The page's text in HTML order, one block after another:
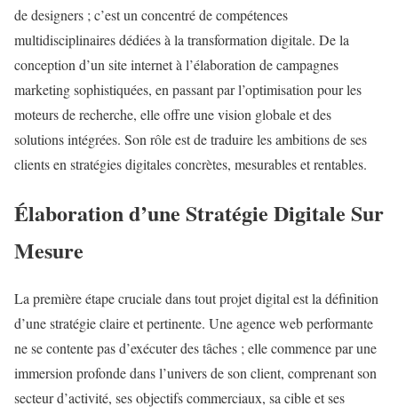
de designers ; c’est un concentré de compétences
multidisciplinaires dédiées à la transformation digitale. De la
conception d’un site internet à l’élaboration de campagnes
marketing sophistiquées, en passant par l’optimisation pour les
moteurs de recherche, elle offre une vision globale et des
solutions intégrées. Son rôle est de traduire les ambitions de ses
clients en stratégies digitales concrètes, mesurables et rentables.
Élaboration d’une Stratégie Digitale Sur
Mesure
La première étape cruciale dans tout projet digital est la définition
d’une stratégie claire et pertinente. Une agence web performante
ne se contente pas d’exécuter des tâches ; elle commence par une
immersion profonde dans l’univers de son client, comprenant son
secteur d’activité, ses objectifs commerciaux, sa cible et ses